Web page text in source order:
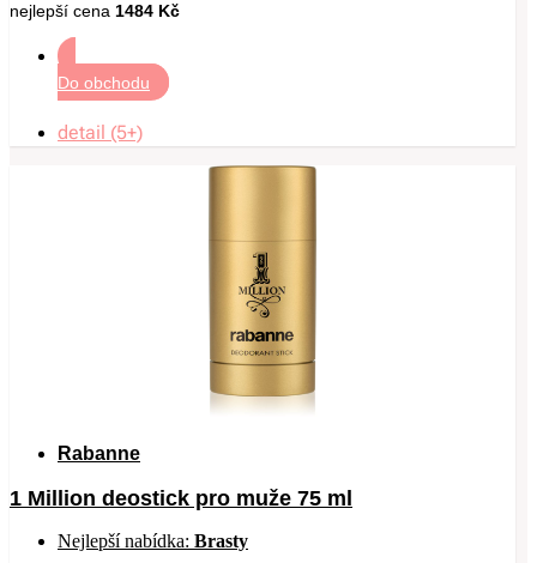
nejlepší cena 1484 Kč
Do obchodu
detail (5+)
Rabanne
1 Million deostick pro muže 75 ml
Nejlepší nabídka: Brasty